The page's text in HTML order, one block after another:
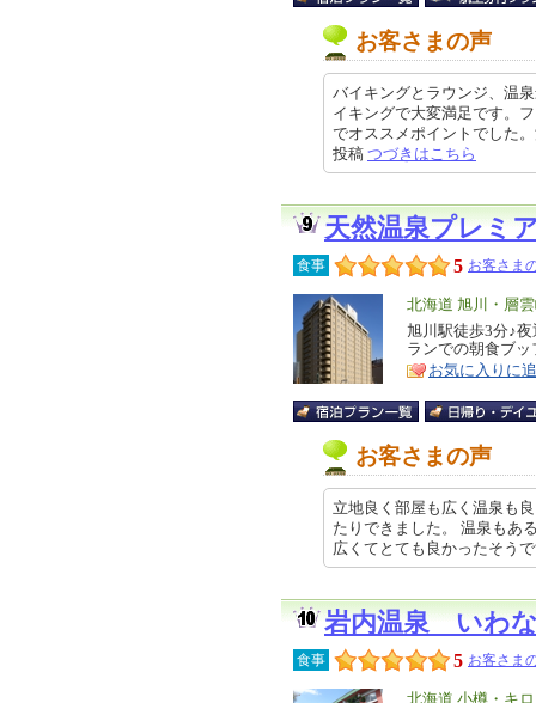
お客さまの声
バイキングとラウンジ、温
イキングで大変満足です。
でオススメポイントでした
投稿 つづきはこちら
天然温泉プレミ
食事 5 お客さま
エ
リ
ア
北海道 旭川・層
特
徴
旭川駅徒歩3分♪
ランでの朝食ブ
お気に入りに
お客さまの声
立地良く部屋も広く温泉も
たりできました。 温泉もあ
広くてとても良かったそう
岩内温泉 いわ
食事 5 お客さま
北海道 小樽・キ